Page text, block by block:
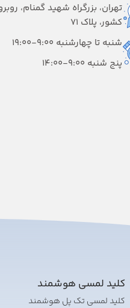
تهران، بزرگراه شهید گمنام،
کشور، پلاک ۷۱
شنبه تا چهارشنبه 9:00-19:00
پنج شنبه 9:00-14:00
کلید لمسی هوشمند
کلید لمسی تک پل هوشمند